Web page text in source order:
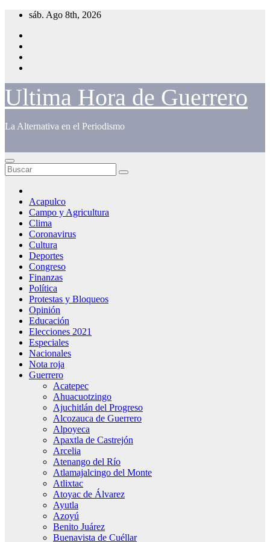
Saltar
contenido
sáb. Ago 8th, 2026
Ultima Hora de Guerrero
La Alternativa en el Periodismo
Acapulco
Campo y Agricultura
Clima
Coronavirus
Cultura
Deportes
Congreso
Finanzas
Política
Protestas y Bloqueos
Opinión
Educación
Elecciones 2021
Especiales
Nacionales
Nota roja
Guerrero
Acatepec
Ahuacuotzingo
Ajuchitlán del Progreso
Alcozauca de Guerrero
Alpoyeca
Apaxtla de Castrejón
Arcelia
Atenango del Río
Atlamajalcingo del Monte
Atlixtac
Atoyac de Álvarez
Ayutla
Azoyú
Benito Juárez
Buenavista de Cuéllar